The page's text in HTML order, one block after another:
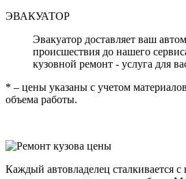
ЭВАКУАТОР
Эвакуатор доставляет ваш
происшествия до нашего
кузовной ремонт - услуга для
* – цены указаны с учетом
объема работы.
Каждый автовладелец сталкивается